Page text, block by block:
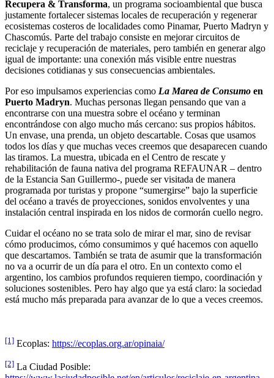
Recupera & Transforma, un programa socioambiental que busca
justamente fortalecer sistemas locales de recuperación y regenerar
ecosistemas costeros de localidades como Pinamar, Puerto Madryn y
Chascomús. Parte del trabajo consiste en mejorar circuitos de
reciclaje y recuperación de materiales, pero también en generar algo
igual de importante: una conexión más visible entre nuestras
decisiones cotidianas y sus consecuencias ambientales.
Por eso impulsamos experiencias como La Marea de Consumo en
Puerto Madryn. Muchas personas llegan pensando que van a
encontrarse con una muestra sobre el océano y terminan
encontrándose con algo mucho más cercano: sus propios hábitos.
Un envase, una prenda, un objeto descartable. Cosas que usamos
todos los días y que muchas veces creemos que desaparecen cuando
las tiramos. La muestra, ubicada en el Centro de rescate y
rehabilitación de fauna nativa del programa REFAUNAR – dentro
de la Estancia San Guillermo-, puede ser visitada de manera
programada por turistas y propone “sumergirse” bajo la superficie
del océano a través de proyecciones, sonidos envolventes y una
instalación central inspirada en los nidos de cormorán cuello negro.
Cuidar el océano no se trata solo de mirar el mar, sino de revisar
cómo producimos, cómo consumimos y qué hacemos con aquello
que descartamos. También se trata de asumir que la transformación
no va a ocurrir de un día para el otro. En un contexto como el
argentino, los cambios profundos requieren tiempo, coordinación y
soluciones sostenibles. Pero hay algo que ya está claro: la sociedad
está mucho más preparada para avanzar de lo que a veces creemos.
[1] Ecoplas: https://ecoplas.org.ar/opinaia/
[2] La Ciudad Posible: